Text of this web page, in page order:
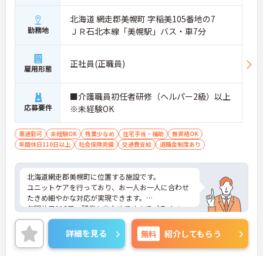
勤務地
北海道 網走郡美幌町 字稲美105番地の7
ＪＲ石北本線「美幌駅」バス・車7分
雇用形態 正社員(正職員)
応募要件
■介護職員初任者研修（ヘルパー2級）以上
※未経験OK
車通勤可 未経験OK 残業少なめ 住宅手当・補助
無資格OK
年間休日110日以上
社会保険完備 交通費支給 退職金制度あり
北海道網走郡美幌町に位置する施設です。
ユニットケアを行っており、お一人お一人に合わせ
たきめ細やかな対応が実現できます。
年間休日112日、残業も少なめですのでプライベー
トとの両立もしやすいです。
ご興味ある方には、面接対策ポイントなど、さらに
詳細をお話しいたしますのでお気軽にご相談くださ
い！
詳細を見る 無料 紹介してもらう